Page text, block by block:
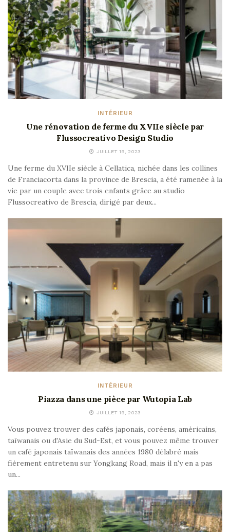
INTÉRIEUR
Une rénovation de ferme du XVIIe siècle par
Flussocreativo Design Studio
JUILLET 19, 2023
Une ferme du XVIIe siècle à Cellatica, nichée dans les collines
de Franciacorta dans la province de Brescia, a été ramenée à la
vie par un couple avec trois enfants grâce au studio
Flussocreativo de Brescia, dirigé par deux...
INTÉRIEUR
Piazza dans une pièce par Wutopia Lab
JUILLET 19, 2023
Vous pouvez trouver des cafés japonais, coréens, américains,
taïwanais ou d'Asie du Sud-Est, et vous pouvez même trouver
un café japonais taïwanais des années 1980 délabré mais
fièrement entretenu sur Yongkang Road, mais il n'y en a pas
un...